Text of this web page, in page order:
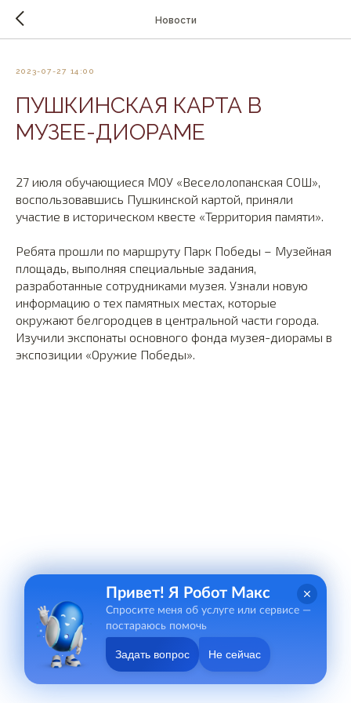
Новости
2023-07-27 14:00
ПУШКИНСКАЯ КАРТА В
МУЗЕЕ-ДИОРАМЕ
27 июля обучающиеся МОУ «Веселолопанская СОШ»,
воспользовавшись Пушкинской картой, приняли
участие в историческом квесте «Территория памяти».
Ребята прошли по маршруту Парк Победы – Музейная
площадь, выполняя специальные задания,
разработанные сотрудниками музея. Узнали новую
информацию о тех памятных местах, которые
окружают белгородцев в центральной части города.
Изучили экспонаты основного фонда музея-диорамы в
экспозиции «Оружие Победы».
Привет! Я Робот Макс
Спросите меня об услуге или сервисе —
постараюсь помочь
Задать вопрос Не сейчас